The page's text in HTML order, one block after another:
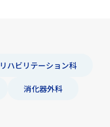
リハビリテーション科
消化器外科